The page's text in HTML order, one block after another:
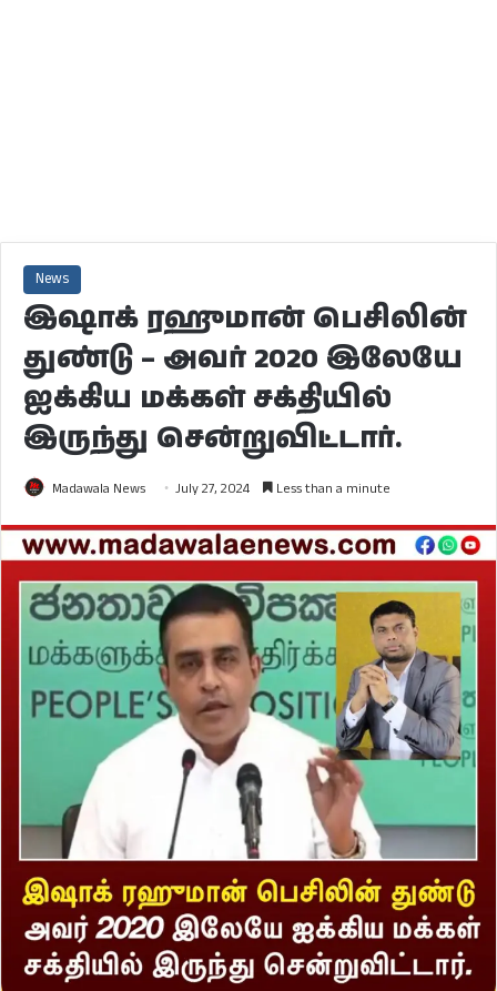
News
இஷாக் ரஹுமான் பெசிலின்
துண்டு – அவர் 2020 இலேயே
ஐக்கிய மக்கள் சக்தியில்
இருந்து சென்றுவிட்டார்.
Madawala News July 27, 2024 Less than a minute